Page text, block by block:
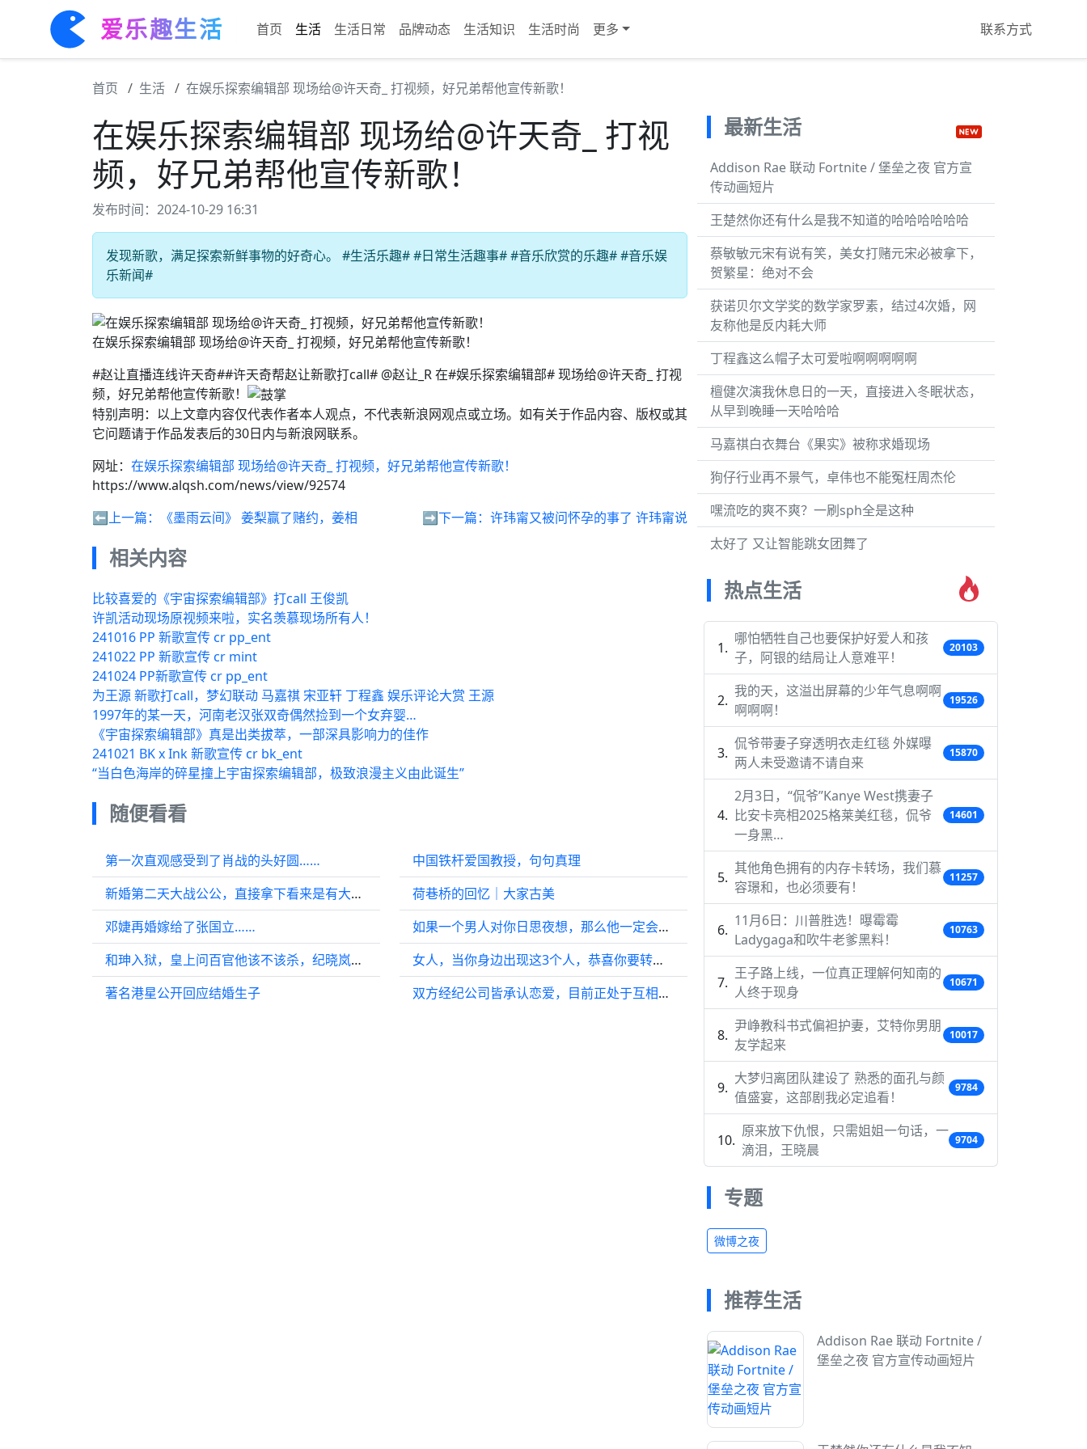
爱乐趣生活 首页 生活 生活日常 品牌动态 生活知识 生活时尚 更多 联系方式
首页 生活 在娱乐探索编辑部 现场给@许天奇_ 打视频，好兄弟帮他宣传新歌！
在娱乐探索编辑部 现场给@许天奇_ 打视
频，好兄弟帮他宣传新歌！
发布时间：2024-10-29 16:31
发现新歌，满足探索新鲜事物的好奇心。 #生活乐趣# #日常生活趣事# #音乐欣赏的乐趣# #音乐娱
乐新闻#
在娱乐探索编辑部 现场给@许天奇_ 打视频，好兄弟帮他宣传新歌！
#赵让直播连线许天奇##许天奇帮赵让新歌打call# @赵让_R 在#娱乐探索编辑部# 现场给@许天奇_ 打视
频，好兄弟帮他宣传新歌！
特别声明：以上文章内容仅代表作者本人观点，不代表新浪网观点或立场。如有关于作品内容、版权或其
它问题请于作品发表后的30日内与新浪网联系。
网址： 在娱乐探索编辑部 现场给@许天奇_ 打视频，好兄弟帮他宣传新歌！
https://www.alqsh.com/news/view/92574
⬅️上一篇：
《墨雨云间》 姜梨赢了赌约，姜相 ➡️下一篇： 许玮甯又被问怀孕的事了 许玮甯说
相关内容
比较喜爱的《宇宙探索编辑部》打call 王俊凯
许凯活动现场原视频来啦，实名羡慕现场所有人！
241016 PP 新歌宣传 cr pp_ent
241022 PP 新歌宣传 cr mint
241024 PP新歌宣传 cr pp_ent
为王源 新歌打call，梦幻联动 马嘉祺 宋亚轩 丁程鑫 娱乐评论大赏 王源
1997年的某一天，河南老汉张双奇偶然捡到一个女弃婴…
《宇宙探索编辑部》真是出类拔萃，一部深具影响力的佳作
241021 BK x Ink 新歌宣传 cr bk_ent
“当白色海岸的碎星撞上宇宙探索编辑部，极致浪漫主义由此诞生”
随便看看
第一次直观感受到了肖战的头好圆……
新婚第二天大战公公，直接拿下看来是有大将之才啊
邓婕再婚嫁给了张国立……
和珅入狱，皇上问百官他该不该杀，纪晓岚却犹豫了
著名港星公开回应结婚生子
中国铁杆爱国教授，句句真理
荷巷桥的回忆｜大家古美
如果一个男人对你日思夜想，那么他一定会有这四个表现，错不了的
女人，当你身边出现这3个人，恭喜你要转运了
双方经纪公司皆承认恋爱，目前正处于互相了解的阶段
最新生活
Addison Rae 联动 Fortnite / 堡垒之夜 官方宣
传动画短片
王楚然你还有什么是我不知道的哈哈哈哈哈哈
蔡敏敏元宋有说有笑，美女打赌元宋必被拿下，
贺繁星：绝对不会
获诺贝尔文学奖的数学家罗素，结过4次婚，网
友称他是反内耗大师
丁程鑫这么帽子太可爱啦啊啊啊啊啊
檀健次演我休息日的一天，直接进入冬眠状态，
从早到晚睡一天哈哈哈
马嘉祺白衣舞台《果实》被称求婚现场
狗仔行业再不景气，卓伟也不能冤枉周杰伦
嘿流吃的爽不爽？一刷sph全是这种
太好了 又让智能跳女团舞了
热点生活
哪怕牺牲自己也要保护好爱人和孩
子，阿银的结局让人意难平！
20103
我的天，这溢出屏幕的少年气息啊啊
啊啊啊！
19526
侃爷带妻子穿透明衣走红毯 外媒曝
两人未受邀请不请自来
15870
2月3日，“侃爷”Kanye West携妻子
比安卡亮相2025格莱美红毯，侃爷
一身黑…
14601
其他角色拥有的内存卡转场，我们慕
容璟和，也必须要有！
11257
11月6日：川普胜选！曝霉霉
Ladygaga和吹牛老爹黑料！
10763
王子路上线，一位真正理解何知南的
人终于现身
10671
尹峥教科书式偏袒护妻，艾特你男朋
友学起来
10017
大梦归离团队建设了 熟悉的面孔与颜
值盛宴，这部剧我必定追看！
9784
原来放下仇恨，只需姐姐一句话，一
滴泪，王晓晨
9704
专题
微博之夜
推荐生活
Addison Rae 联动 Fortnite /
堡垒之夜 官方宣传动画短片